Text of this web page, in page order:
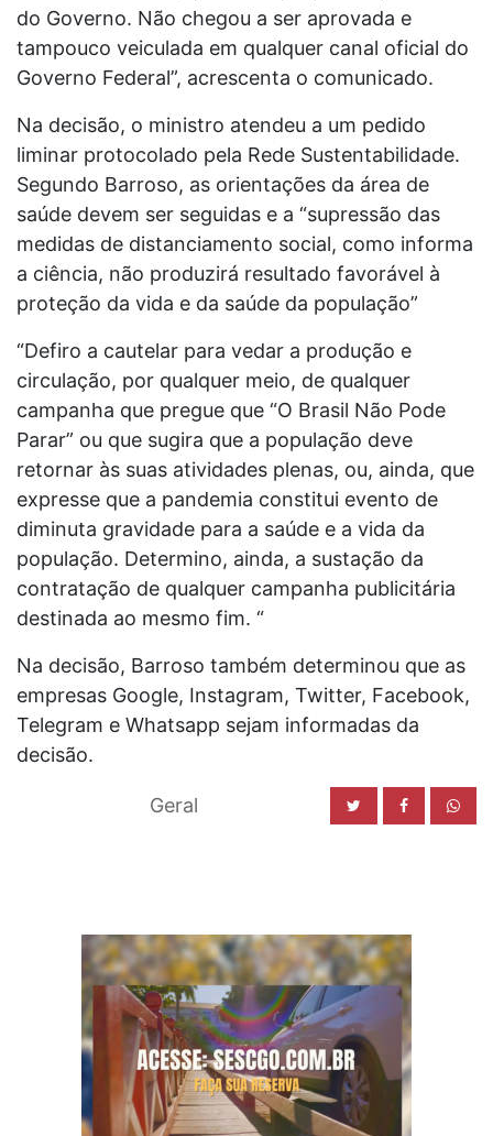
do Governo. Não chegou a ser aprovada e
tampouco veiculada em qualquer canal oficial do
Governo Federal”, acrescenta o comunicado.
Na decisão, o ministro atendeu a um pedido
liminar protocolado pela Rede Sustentabilidade.
Segundo Barroso, as orientações da área de
saúde devem ser seguidas e a “supressão das
medidas de distanciamento social, como informa
a ciência, não produzirá resultado favorável à
proteção da vida e da saúde da população”
“Defiro a cautelar para vedar a produção e
circulação, por qualquer meio, de qualquer
campanha que pregue que “O Brasil Não Pode
Parar” ou que sugira que a população deve
retornar às suas atividades plenas, ou, ainda, que
expresse que a pandemia constitui evento de
diminuta gravidade para a saúde e a vida da
população. Determino, ainda, a sustação da
contratação de qualquer campanha publicitária
destinada ao mesmo fim. “
Na decisão, Barroso também determinou que as
empresas Google, Instagram, Twitter, Facebook,
Telegram e Whatsapp sejam informadas da
decisão.
Geral